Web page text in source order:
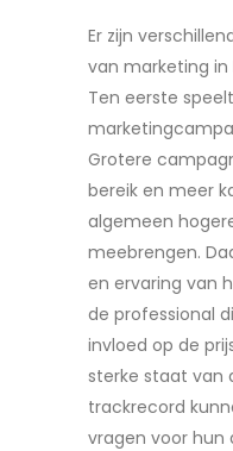
Er zijn
van marketing in
Ten eerste
Grotere
bereik en meer
algemeen
meebrengen.
en ervaring van
de professional
invloed op de
sterke staat van
trackrecord
vragen voor hun